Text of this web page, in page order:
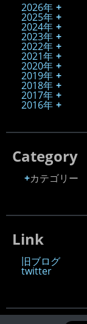
2026年
2025年
2024年
2023年
2022年
2021年
2020年
2019年
2018年
2017年
2016年
Category
カテゴリー
Link
旧ブログ
twitter